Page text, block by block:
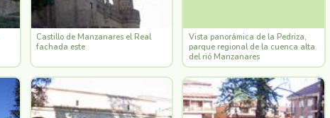
Castillo de Manzanares el Real
fachada este
Vista panorámica de la Pedriza,
parque regional de la cuenca alta
del rió Manzanares